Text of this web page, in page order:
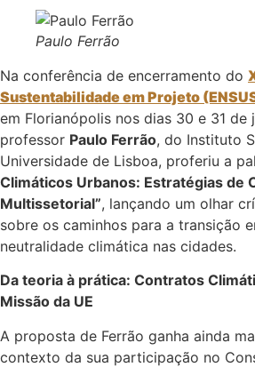
Paulo Ferrão
Na conferência de encerramento do
Sustentabilidade em Projeto
em Florianópolis nos dias 30 e 31 de
professor Paulo Ferrão, do Instituto
Universidade de Lisboa, proferiu a
Climáticos Urbanos: Estratégias de
Multissetorial”, lançando um olhar
sobre os caminhos para a transição
neutralidade climática nas cidades.
Da teoria à prática: Contratos
Missão da UE
A proposta de Ferrão ganha ainda
contexto da sua participação no